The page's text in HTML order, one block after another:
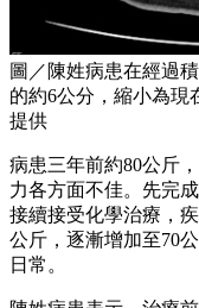
圖／陳姓病患在經過
的約6公分，縮小為現
提供
病患三年前約80公斤
力各方面不佳。先完
接續接受化學治療，
公斤，逐漸增加至70
日常。